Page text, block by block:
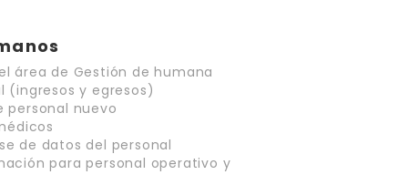
área de Gestión de humana
(ingresos y egresos)
personal nuevo
de datos del personal
para personal operativo y